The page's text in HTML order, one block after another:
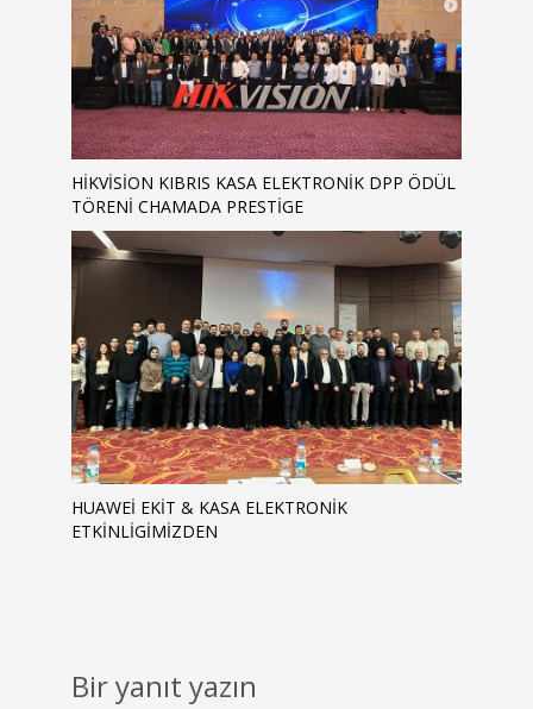
HİKVİSİON KIBRIS KASA ELEKTRONİK DPP ÖDÜL
TÖRENİ CHAMADA PRESTIGE
HUAWEİ EKİT & KASA ELEKTRONIK
ETKINLIGIMIZDEN
Bir yanıt yazın